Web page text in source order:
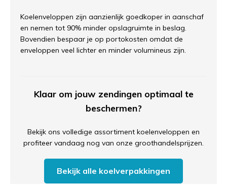
Koelenveloppen zijn aanzienlijk goedkoper in aanschaf
en nemen tot 90% minder opslagruimte in beslag.
Bovendien bespaar je op portokosten omdat de
enveloppen veel lichter en minder volumineus zijn.
Klaar om jouw zendingen optimaal te
beschermen?
Bekijk ons volledige assortiment koelenveloppen en
profiteer vandaag nog van onze groothandelsprijzen.
Bekijk alle koelverpakkingen